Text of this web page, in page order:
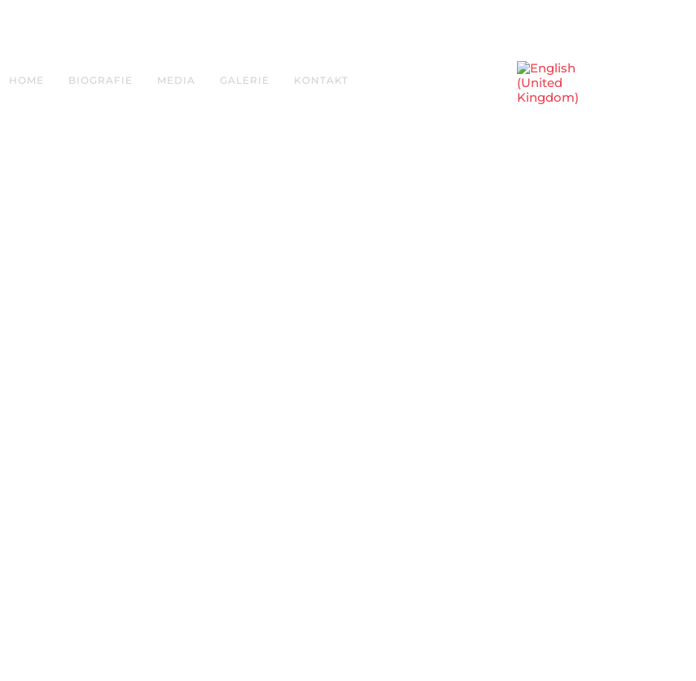
HOME BIOGRAFIE MEDIA GALERIE KONTAKT
Sprache auswählen